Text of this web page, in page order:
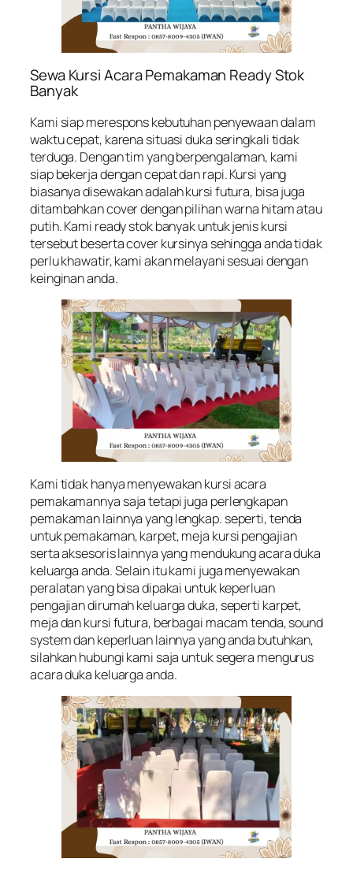
Sewa Kursi Acara Pemakaman Ready Stok
Banyak
Kami siap merespons kebutuhan penyewaan dalam
waktu cepat, karena situasi duka seringkali tidak
terduga. Dengan tim yang berpengalaman, kami
siap bekerja dengan cepat dan rapi. Kursi yang
biasanya disewakan adalah kursi futura, bisa juga
ditambahkan cover dengan pilihan warna hitam atau
putih. Kami ready stok banyak untuk jenis kursi
tersebut beserta cover kursinya sehingga anda tidak
perlu khawatir, kami akan melayani sesuai dengan
keinginan anda.
Kami tidak hanya menyewakan kursi acara
pemakamannya saja tetapi juga perlengkapan
pemakaman lainnya yang lengkap. seperti, tenda
untuk pemakaman, karpet, meja kursi pengajian
serta aksesoris lainnya yang mendukung acara duka
keluarga anda. Selain itu kami juga menyewakan
peralatan yang bisa dipakai untuk keperluan
pengajian dirumah keluarga duka, seperti karpet,
meja dan kursi futura, berbagai macam tenda, sound
system dan keperluan lainnya yang anda butuhkan,
silahkan hubungi kami saja untuk segera mengurus
acara duka keluarga anda.